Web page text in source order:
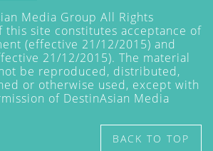
Media Group All Rights
this site constitutes acceptance of
(effective 21/12/2015) and
21/12/2015). The material
be reproduced, distributed,
or otherwise used, except with
of DestinAsian Media
BACK TO TOP